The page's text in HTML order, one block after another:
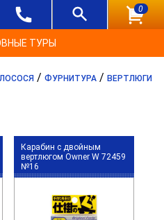
0
ТУРЫ
/ ФУРНИТУРА / ВЕРТЛЮГИ
Карабин с двойным
вертлюгом Owner W 72459
№16